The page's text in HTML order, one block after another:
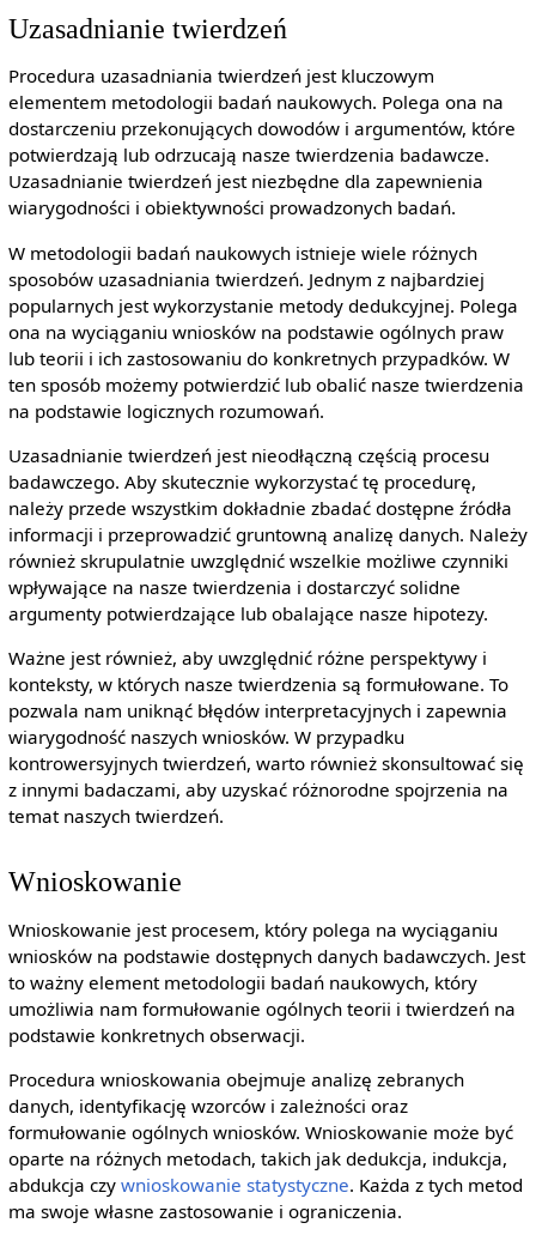
Uzasadnianie twierdzeń
Procedura uzasadniania twierdzeń jest kluczowym
elementem metodologii badań naukowych. Polega ona na
dostarczeniu przekonujących dowodów i argumentów, które
potwierdzają lub odrzucają nasze twierdzenia badawcze.
Uzasadnianie twierdzeń jest niezbędne dla zapewnienia
wiarygodności i obiektywności prowadzonych badań.
W metodologii badań naukowych istnieje wiele różnych
sposobów uzasadniania twierdzeń. Jednym z najbardziej
popularnych jest wykorzystanie metody dedukcyjnej. Polega
ona na wyciąganiu wniosków na podstawie ogólnych praw
lub teorii i ich zastosowaniu do konkretnych przypadków. W
ten sposób możemy potwierdzić lub obalić nasze twierdzenia
na podstawie logicznych rozumowań.
Uzasadnianie twierdzeń jest nieodłączną częścią procesu
badawczego. Aby skutecznie wykorzystać tę procedurę,
należy przede wszystkim dokładnie zbadać dostępne źródła
informacji i przeprowadzić gruntowną analizę danych. Należy
również skrupulatnie uwzględnić wszelkie możliwe czynniki
wpływające na nasze twierdzenia i dostarczyć solidne
argumenty potwierdzające lub obalające nasze hipotezy.
Ważne jest również, aby uwzględnić różne perspektywy i
konteksty, w których nasze twierdzenia są formułowane. To
pozwala nam uniknąć błędów interpretacyjnych i zapewnia
wiarygodność naszych wniosków. W przypadku
kontrowersyjnych twierdzeń, warto również skonsultować się
z innymi badaczami, aby uzyskać różnorodne spojrzenia na
temat naszych twierdzeń.
Wnioskowanie
Wnioskowanie jest procesem, który polega na wyciąganiu
wniosków na podstawie dostępnych danych badawczych. Jest
to ważny element metodologii badań naukowych, który
umożliwia nam formułowanie ogólnych teorii i twierdzeń na
podstawie konkretnych obserwacji.
Procedura wnioskowania obejmuje analizę zebranych
danych, identyfikację wzorców i zależności oraz
formułowanie ogólnych wniosków. Wnioskowanie może być
oparte na różnych metodach, takich jak dedukcja, indukcja,
abdukcja czy wnioskowanie statystyczne. Każda z tych metod
ma swoje własne zastosowanie i ograniczenia.